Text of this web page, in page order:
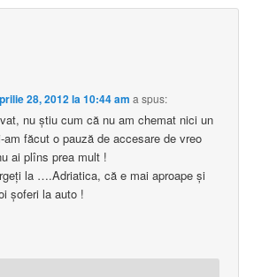
28, 2012 la 10:44 am a spus:
nu ştiu cum că nu am chemat nici un
făcut o pauză de accesare de vreo
ai plîns prea mult !
la ….Adriatica, că e mai aproape şi
şoferi la auto !